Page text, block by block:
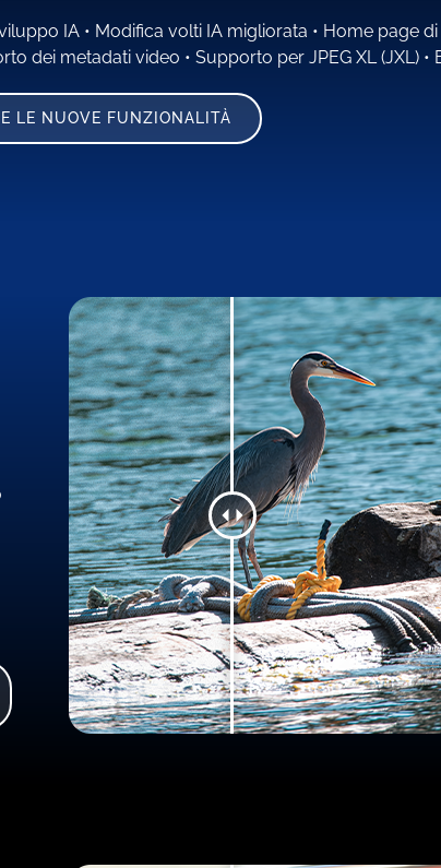
IA • Modifica volti IA migliorata • Home page di
dei metadati video • Supporto per JPEG XL (JXL) •
LE NUOVE FUNZIONALITÀ